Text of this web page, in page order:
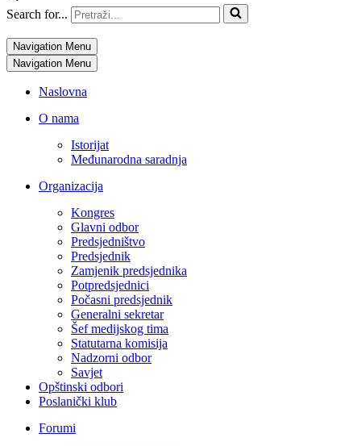
Search for...
Navigation Menu
Navigation Menu
Naslovna
O nama
Istorijat
Međunarodna saradnja
Organizacija
Kongres
Glavni odbor
Predsjedništvo
Predsjednik
Zamjenik predsjednika
Potpredsjednici
Počasni predsjednik
Generalni sekretar
Šef medijskog tima
Statutarna komisija
Nadzorni odbor
Savjet
Opštinski odbori
Poslanički klub
Forumi